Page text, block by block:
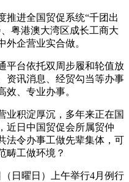
进全国贸促系统“千团出
粤港澳大湾区成长工商大
企营业实合做。
台依托双周步履和轮值放
资讯消息、经贸勾当等办事
效、专业办事。
积淀厚沉，多年来正在国
近日中国贸促会所属贸仲
法令办事工做先辈集体，可
畴工做环境？
日曜日）上午举行4月例行